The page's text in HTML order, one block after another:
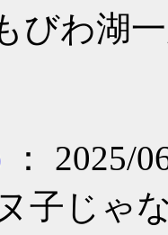
びわ湖
： 2025/
子じゃ